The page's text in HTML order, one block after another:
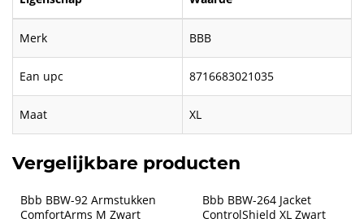
Merk BBB
Ean upc 8716683021035
Maat XL
Vergelijkbare producten
Bbb BBW-92 Armstukken
ComfortArms M Zwart
Bbb BBW-264 Jacket
ControlShield XL Zwart